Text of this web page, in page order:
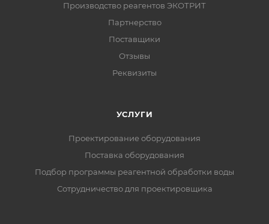
Производство реагентов ЭКОТРИТ
Партнерство
Поставщики
Отзывы
Реквизиты
УСЛУГИ
Проектирование оборудования
Поставка оборудования
Подбор программы реагентной обработки воды
Сотрудничество для проектировщика